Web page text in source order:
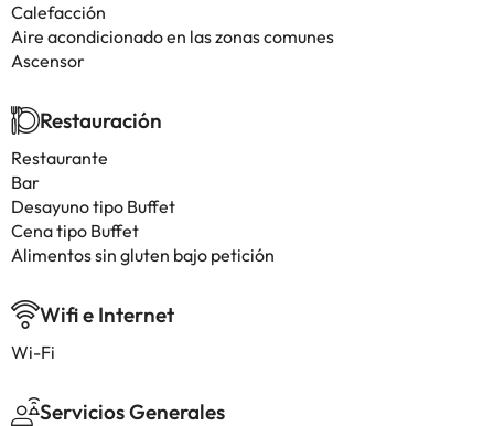
Calefacción
Aire acondicionado en las zonas comunes
Ascensor
Restauración
Restaurante
Bar
Desayuno tipo Buffet
Cena tipo Buffet
Alimentos sin gluten bajo petición
Wifi e Internet
Wi-Fi
Servicios Generales